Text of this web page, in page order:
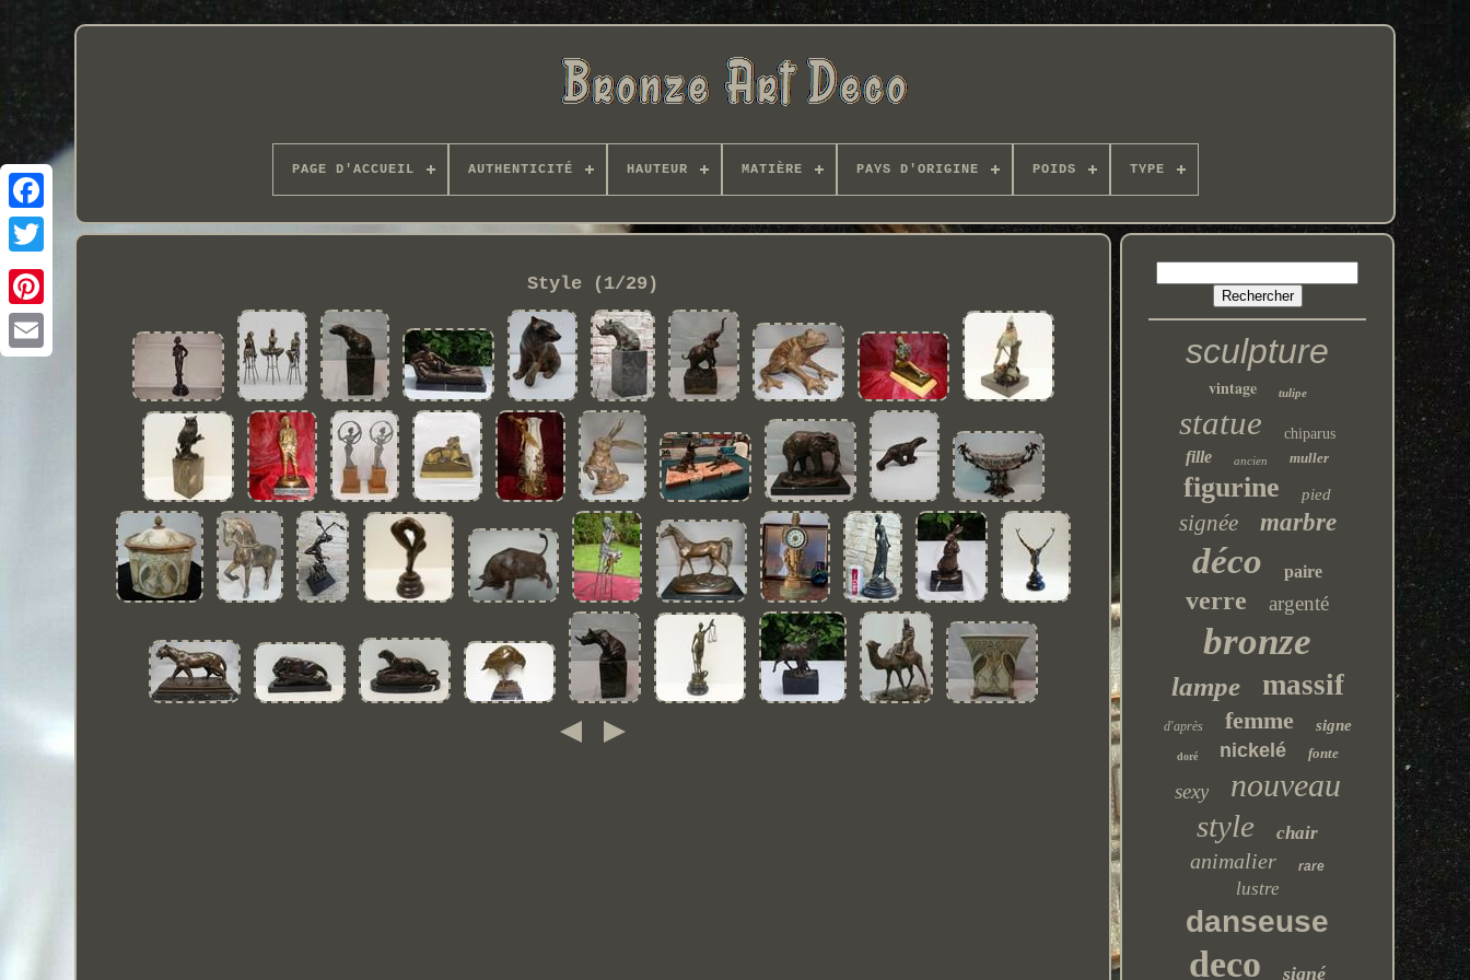
PAGE D'ACCUEIL AUTHENTICITÉ HAUTEUR MATIÈRE PAYS D'ORIGINE POIDS TYPE
Style (1/29)
sculpture
vintage tulipe
statue chiparus
fille ancien muller
figurine pied
signée marbre
déco paire
verre argenté
bronze
lampe massif
d'après femme signe
doré nickelé fonte
sexy nouveau
style chair
animalier rare
lustre
danseuse
deco signé